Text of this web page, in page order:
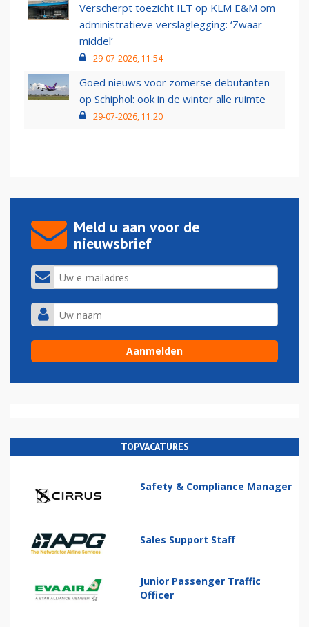
Verscherpt toezicht ILT op KLM E&M om
administratieve verslaglegging: ‘Zwaar
middel’
29-07-2026, 11:54
Goed nieuws voor zomerse debutanten
op Schiphol: ook in de winter alle ruimte
29-07-2026, 11:20
Meld u aan voor de
nieuwsbrief
TOPVACATURES
Safety & Compliance Manager
Sales Support Staff
Junior Passenger Traffic
Officer